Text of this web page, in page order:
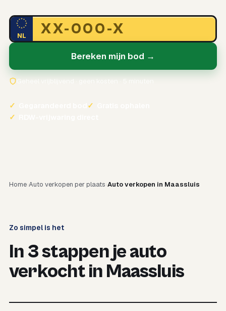
NL
Bereken mijn bod →
✓ ✓
✓
Home Auto verkopen per plaats Auto verkopen in Maassluis
Zo simpel is het
In 3 stappen je auto
verkocht in Maassluis